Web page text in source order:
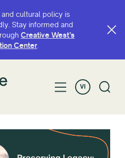
cultural policy is
Stay informed and
Creative West’s
Center.
VI